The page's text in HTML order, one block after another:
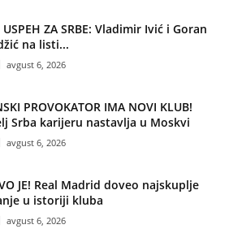
USPEH ZA SRBE: Vladimir Ivić i Goran
na listi...
avgust 6, 2026
PROVOKATOR IMA NOVI KLUB!
Srba karijeru nastavlja u Moskvi
avgust 6, 2026
JE! Real Madrid doveo najskuplje
u istoriji kluba
avgust 6, 2026